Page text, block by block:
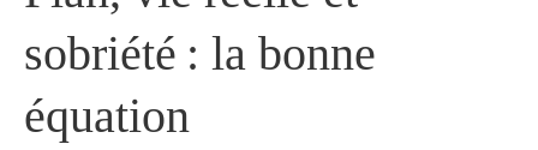
sobriété : la bonne
équation